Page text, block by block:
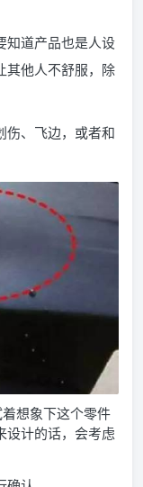
知道产品也是人设
其他人不舒服，除
伤、飞边，或者和
想象下这个零件
设计的话，会考虑